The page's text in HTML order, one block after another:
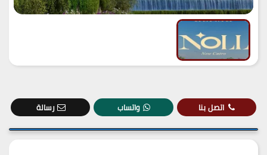
اتصل بنا واتساب رسالة